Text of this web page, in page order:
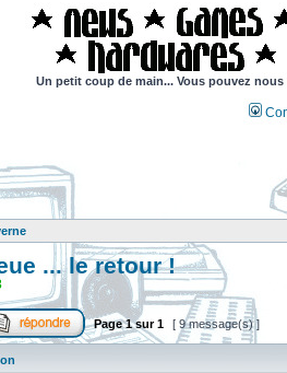
Un petit coup de main... Vous pouvez
... le retour !
Page1sur1 [ 9 message(s) ]